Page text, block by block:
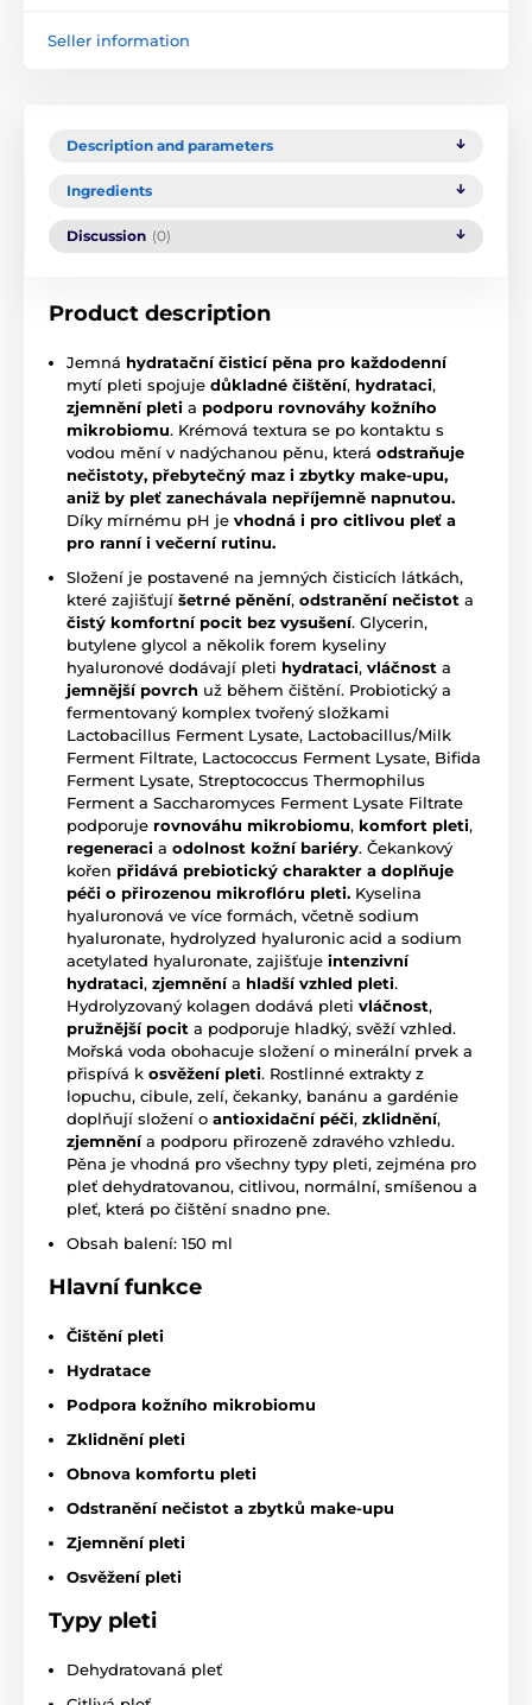
Seller information
Description and parameters
Ingredients
Discussion (0)
Product description
Jemná hydratační čisticí pěna pro každodenní
mytí pleti spojuje důkladné čištění, hydrataci,
zjemnění pleti a podporu rovnováhy kožního
mikrobiomu. Krémová textura se po kontaktu s
vodou mění v nadýchanou pěnu, která odstraňuje
nečistoty, přebytečný maz i zbytky make-upu,
aniž by pleť zanechávala nepříjemně napnutou.
Díky mírnému pH je vhodná i pro citlivou pleť a
pro ranní i večerní rutinu.
Složení je postavené na jemných čisticích látkách,
které zajišťují šetrné pěnění, odstranění nečistot a
čistý komfortní pocit bez vysušení. Glycerin,
butylene glycol a několik forem kyseliny
hyaluronové dodávají pleti hydrataci, vláčnost a
jemnější povrch už během čištění. Probiotický a
fermentovaný komplex tvořený složkami
Lactobacillus Ferment Lysate, Lactobacillus/Milk
Ferment Filtrate, Lactococcus Ferment Lysate, Bifida
Ferment Lysate, Streptococcus Thermophilus
Ferment a Saccharomyces Ferment Lysate Filtrate
podporuje rovnováhu mikrobiomu, komfort pleti,
regeneraci a odolnost kožní bariéry. Čekankový
kořen přidává prebiotický charakter a doplňuje
péči o přirozenou mikroflóru pleti. Kyselina
hyaluronová ve více formách, včetně sodium
hyaluronate, hydrolyzed hyaluronic acid a sodium
acetylated hyaluronate, zajišťuje intenzivní
hydrataci, zjemněnía hladší vzhled pleti.
Hydrolyzovaný kolagen dodává pleti vláčnost,
pružnější pocit a podporuje hladký, svěží vzhled.
Mořská voda obohacuje složení o minerální prvek a
přispívá k osvěžení pleti. Rostlinné extrakty z
lopuchu, cibule, zelí, čekanky, banánu a gardénie
doplňují složení o antioxidační péči, zklidnění,
zjemněnía podporu přirozeně zdravého vzhledu.
Pěna je vhodná pro všechny typy pleti, zejména pro
pleť dehydratovanou, citlivou, normální, smíšenou a
pleť, která po čištění snadno pne.
Obsah balení: 150 ml
Hlavní funkce
Čištění pleti
Hydratace
Podpora kožního mikrobiomu
Zklidnění pleti
Obnova komfortu pleti
Odstranění nečistot a zbytků make-upu
Zjemnění pleti
Osvěžení pleti
Typy pleti
Dehydratovaná pleť